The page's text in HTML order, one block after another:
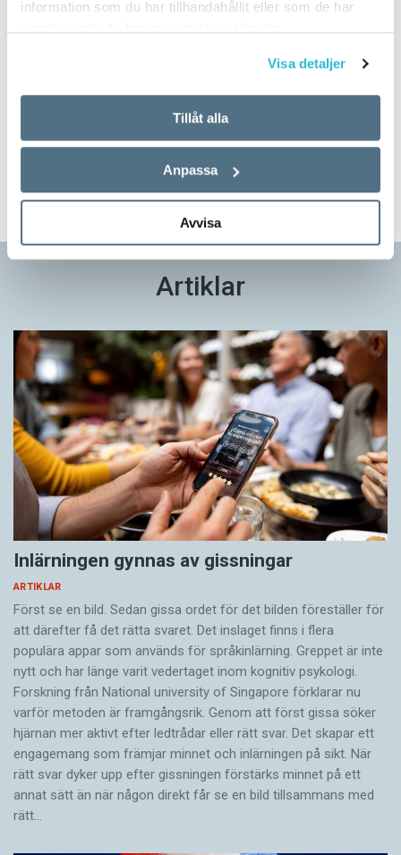
information som du har tillhandahållit eller som de har
Visa detaljer
Tillåt alla
Anpassa
Avvisa
Tidningen i brevlådan plus tillgång till webben och digital
TVÅ NUMMER FÖR 129 KR!
Artiklar
Inlärningen gynnas av gissningar
ARTIKLAR
Först se en bild. Sedan gissa ordet för det bilden föreställer för
att därefter få det rätta svaret. Det inslaget finns i flera
populära appar som används för språkinlärning. Greppet är inte
nytt och har länge varit vedertaget inom kognitiv psykologi.
Forskning från National university of Singa­pore förklarar nu
varför metoden är framgångsrik. Genom att först gissa ­söker
hjärnan mer aktivt ­efter ledtrådar eller rätt svar. Det skapar ett
engagemang som främjar minnet och inlärningen på sikt. När
rätt svar dyker upp efter gissningen förstärks minnet på ett
annat sätt än när någon direkt får se en bild tillsammans med
rätt…